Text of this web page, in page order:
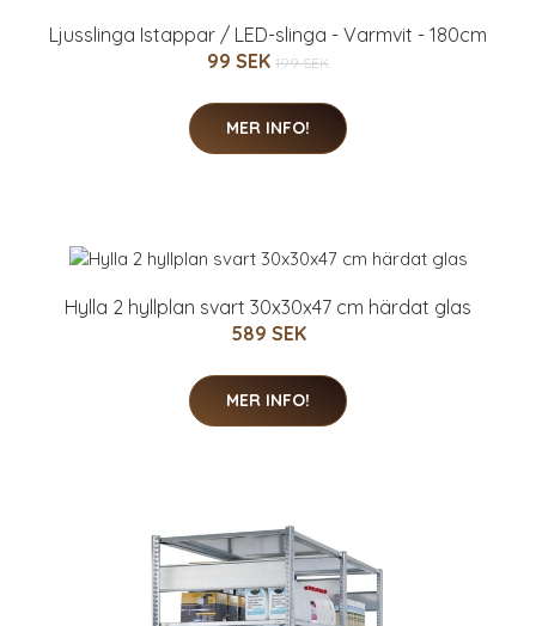
Ljusslinga Istappar / LED-slinga - Varmvit - 180cm
99 SEK 199 SEK
MER INFO!
Hylla 2 hyllplan svart 30x30x47 cm härdat glas
589 SEK
MER INFO!